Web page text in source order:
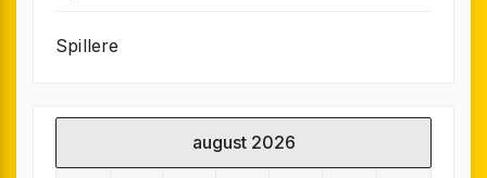
Spillere
august 2026